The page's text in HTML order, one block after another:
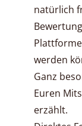
natürlich
werden
Ganz
Euren
erzählt.